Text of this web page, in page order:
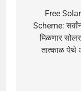
navigation
Free
Scheme:
मिळणार
तात्काळ येथे